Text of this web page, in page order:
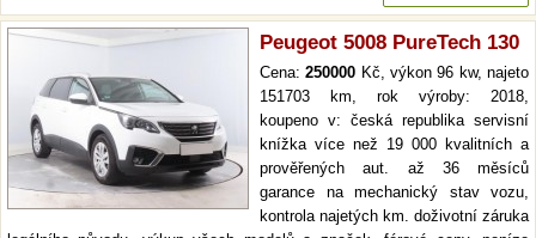
Peugeot 5008 PureTech 130
Cena:250000 Kč, výkon 96 kw, najeto
151703 km, rok výroby: 2018,
koupeno v: česká republika servisní
knížka více než 19 000 kvalitních a
prověřených aut. až 36 měsíců
garance na mechanický stav vozu,
kontrola najetých km. doživotní záruka